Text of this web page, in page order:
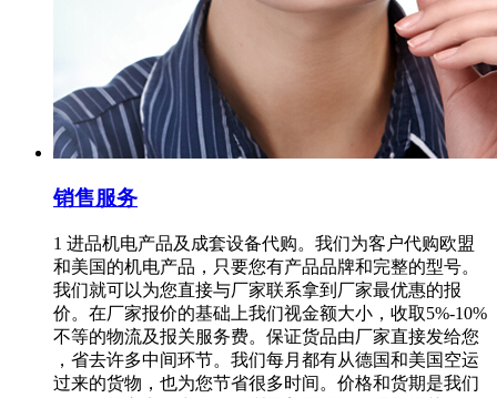
销售服务
1 进品机电产品及成套设备代购。我们为客户代购欧盟
和美国的机电产品，只要您有产品品牌和完整的型号。
我们就可以为您直接与厂家联系拿到厂家最优惠的报
价。在厂家报价的基础上我们视金额大小，收取5%-10%
不等的物流及报关服务费。保证货品由厂家直接发给您
，省去许多中间环节。我们每月都有从德国和美国空运
过来的货物，也为您节省很多时间。价格和货期是我们